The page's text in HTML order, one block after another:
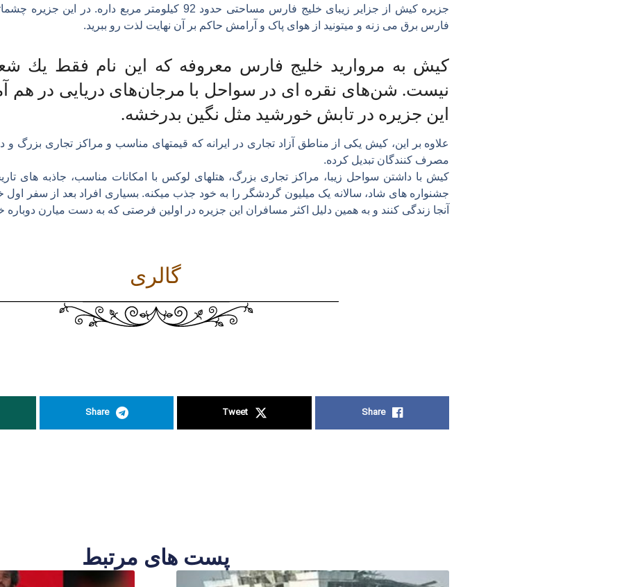
جزیره کیش از جزایر زیبای خلیج فارس مساحتی حدود 92 کیلومتر مربع
فارس برق می زنه و میتونید از هوای پاک و آرامش حاکم بر آن نهایت لذت رو ببرید.
كیش به مروارید خلیج فارس معروفه که این نام فقط یك
نیست. شن‌های نقره ای در سواحل با مرجان‌های دریایی در هم
این جزیره در تابش خورشید مثل نگین بدرخشه.
علاوه بر این، کیش یکی از مناطق آزاد تجاری در ایرانه که قیمتهای مناسب و مراکز تجاری بزرگ و
مصرف کنندگان تبدیل کرده.
کیش با داشتن سواحل زیبا، مراکز تجاری بزرگ، هتلهای لوکس با امکانات مناسب، جاذبه های
جشنواره های شاد، سالانه یک میلیون گردشگر را به خود جذب میکنه. بسیاری افراد بعد از سفر
آنجا زندگی کنند و به همین دلیل اکثر مسافران این جزیره در اولین فرصتی که به دست میارن دوباره
گالری
Share
Tweet
Share
پست های مرتبط